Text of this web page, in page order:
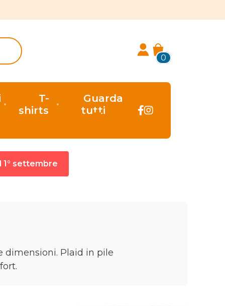
0
T-
shirts
Guarda
tutti
1° settembre
dimensioni. Plaid in pile